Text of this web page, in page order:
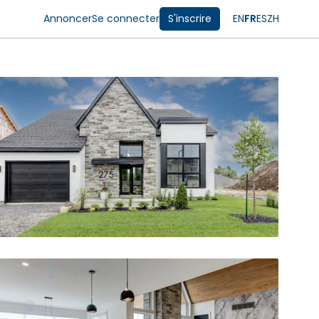
AnnoncerSe connecter S'inscrire ENFRESZH